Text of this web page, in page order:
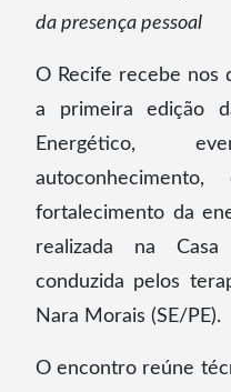
da presença pessoal
O Recife recebe nos
a primeira edição
Energético,
fortalecimento da
realizada na
conduzida pelos
Nara Morais (SE/PE).
O encontro reúne